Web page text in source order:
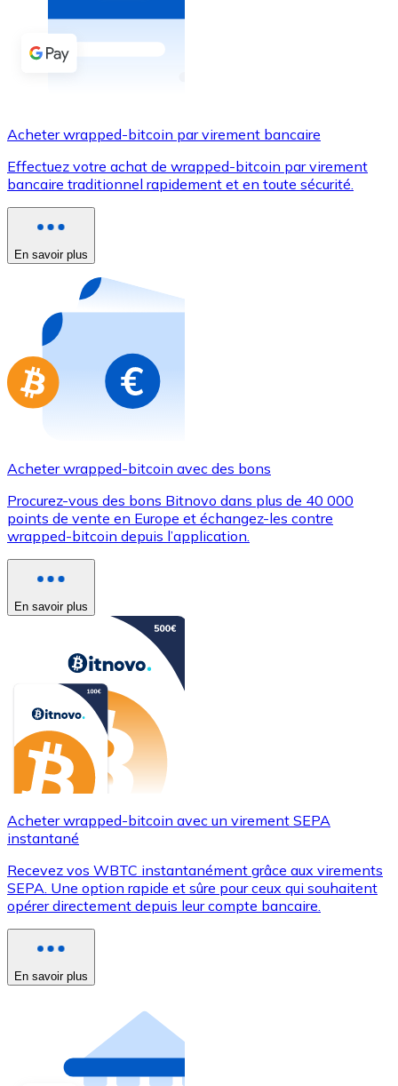
Acheter avec espèces
Virement SEPA
Utilisez les cartes Visa et Mastercard pour acheter
Acheter avec carte
Nouveau
Achetez des cartes-cadeaux de vos marques
Aller à la boutique de cartes-cadeaux
Acheter wrapped-bitcoin par virement bancaire
Effectuez votre achat de wrapped-bitcoin par virement
bancaire traditionnel rapidement et en toute sécurité.
En savoir plus
Acheter wrapped-bitcoin avec des bons
Procurez-vous des bons Bitnovo dans plus de 40 000
points de vente en Europe et échangez-les contre
wrapped-bitcoin depuis l’application.
En savoir plus
Acheter wrapped-bitcoin avec un virement SEPA
instantané
Recevez vos WBTC instantanément grâce aux virements
SEPA. Une option rapide et sûre pour ceux qui souhaitent
opérer directement depuis leur compte bancaire.
En savoir plus